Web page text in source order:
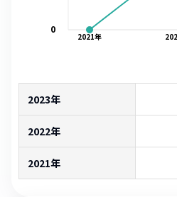
2021年
0
2023年
2022年
2021年